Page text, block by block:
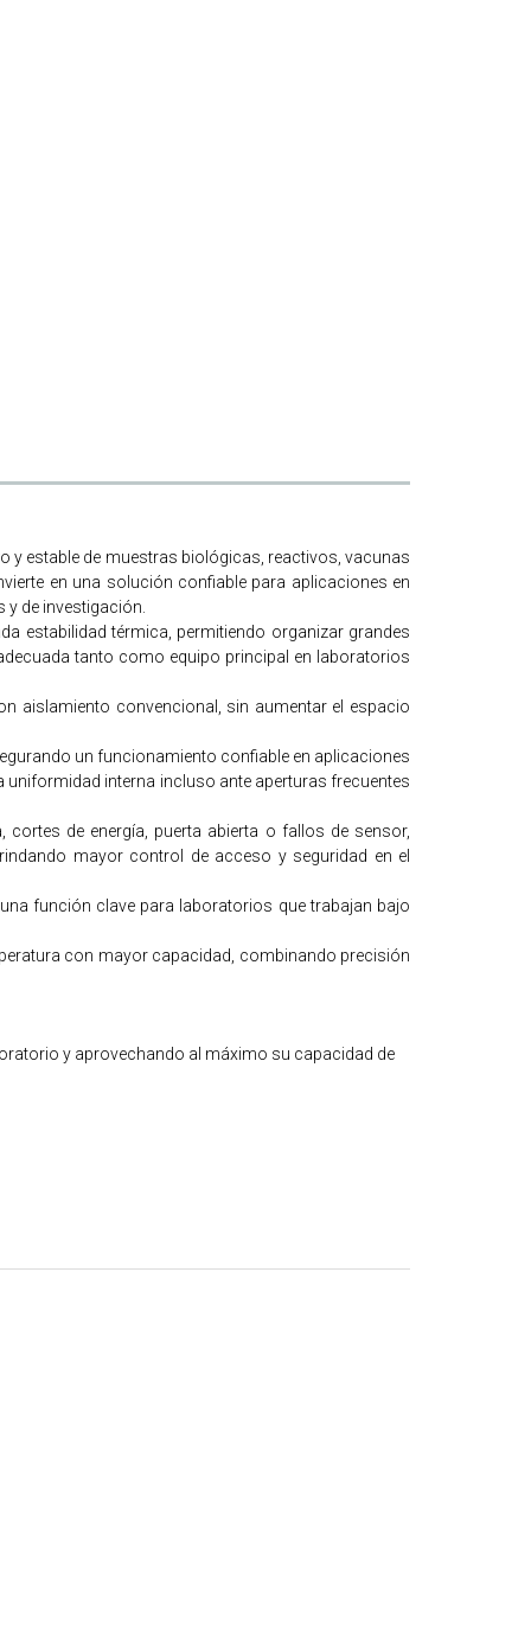
y estable de muestras biológicas, reactivos, vacunas
en una solución confiable para aplicaciones en
de investigación.
estabilidad térmica, permitiendo organizar grandes
tanto como equipo principal en laboratorios
aislamiento convencional, sin aumentar el espacio
un funcionamiento confiable en aplicaciones
interna incluso ante aperturas frecuentes
de energía, puerta abierta o fallos de sensor,
mayor control de acceso y seguridad en el
función clave para laboratorios que trabajan bajo
con mayor capacidad, combinando precisión
y aprovechando al máximo su capacidad de